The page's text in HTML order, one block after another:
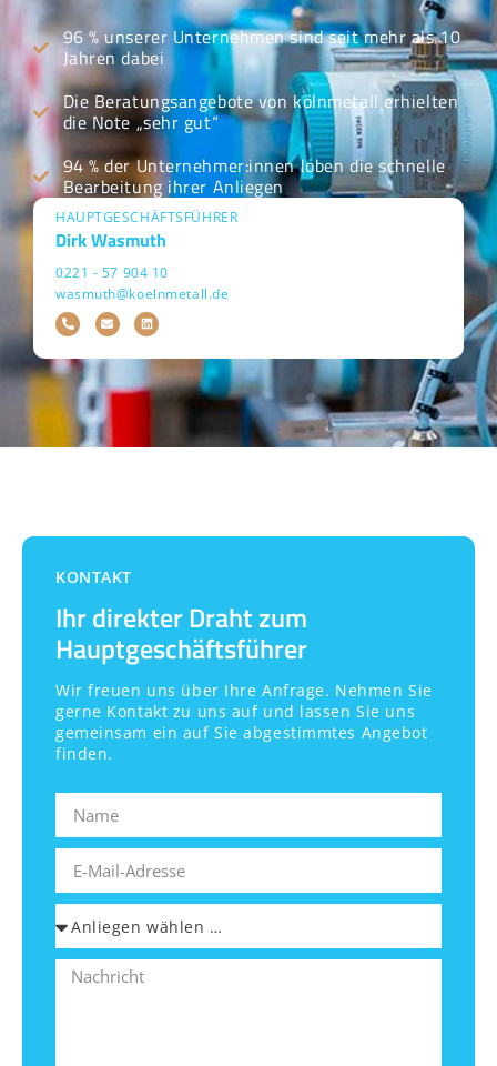
96 % unserer Unternehmen sind seit mehr als 10
Jahren dabei
Die Beratungsangebote von kölnmetall erhielten
die Note „sehr gut“
94 % der Unternehmer:innen loben die schnelle
Bearbeitung ihrer Anliegen
HAUPTGESCHÄFTSFÜHRER
Dirk Wasmuth
0221 - 57 904 10
wasmuth@koelnmetall.de
KONTAKT
Ihr direkter Draht zum
Hauptgeschäftsführer
Wir freuen uns über Ihre Anfrage. Nehmen Sie
gerne Kontakt zu uns auf und lassen Sie uns
gemeinsam ein auf Sie abgestimmtes Angebot
finden.